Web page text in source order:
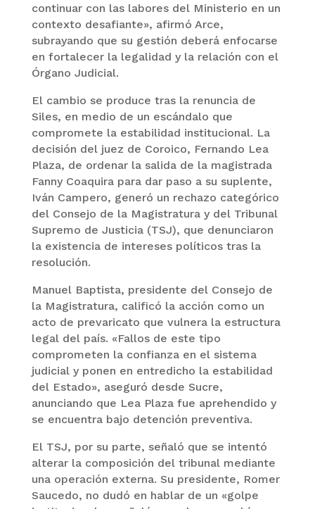
continuar con las labores del Ministerio en un
contexto desafiante», afirmó Arce,
subrayando que su gestión deberá enfocarse
en fortalecer la legalidad y la relación con el
Órgano Judicial.
El cambio se produce tras la renuncia de
Siles, en medio de un escándalo que
compromete la estabilidad institucional. La
decisión del juez de Coroico, Fernando Lea
Plaza, de ordenar la salida de la magistrada
Fanny Coaquira para dar paso a su suplente,
Iván Campero, generó un rechazo categórico
del Consejo de la Magistratura y del Tribunal
Supremo de Justicia (TSJ), que denunciaron
la existencia de intereses políticos tras la
resolución.
Manuel Baptista, presidente del Consejo de
la Magistratura, calificó la acción como un
acto de prevaricato que vulnera la estructura
legal del país. «Fallos de este tipo
comprometen la confianza en el sistema
judicial y ponen en entredicho la estabilidad
del Estado», aseguró desde Sucre,
anunciando que Lea Plaza fue aprehendido y
se encuentra bajo detención preventiva.
El TSJ, por su parte, señaló que se intentó
alterar la composición del tribunal mediante
una operación externa. Su presidente, Romer
Saucedo, no dudó en hablar de un «golpe